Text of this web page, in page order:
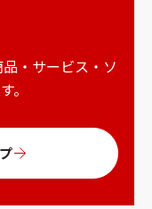
・サービス・ソ
。